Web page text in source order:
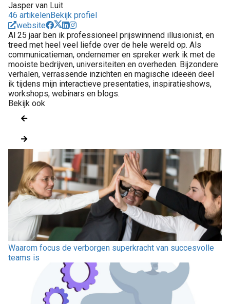
Jasper van Luit
46 artikelenBekijk profiel
website
Al 25 jaar ben ik professioneel prijswinnend illusionist, en
treed met heel veel liefde over de hele wereld op. Als
communicatieman, ondernemer en spreker werk ik met de
mooiste bedrijven, universiteiten en overheden. Bijzondere
verhalen, verrassende inzichten en magische ideeën deel
ik tijdens mijn interactieve presentaties, inspiratieshows,
workshops, webinars en blogs.
Bekijk ook
Waarom focus de verborgen superkracht van succesvolle
teams is